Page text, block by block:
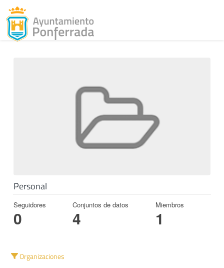
Personal
Seguidores
0
Conjuntos de datos
4
Miembros
1
Organizaciones